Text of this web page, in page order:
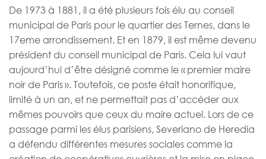
De 1973 à 1881, il a été plusieurs fois élu au conseil
municipal de Paris pour le quartier des Ternes, dans le
17eme arrondissement. Et en 1879, il est même devenu
président du conseil municipal de Paris. Cela lui vaut
aujourd’hui d’être désigné comme le « premier maire
noir de Paris ». Toutefois, ce poste était honorifique,
limité à un an, et ne permettait pas d’accéder aux
mêmes pouvoirs que ceux du maire actuel. Lors de ce
passage parmi les élus parisiens, Severiano de Heredia
a défendu différentes mesures sociales comme la